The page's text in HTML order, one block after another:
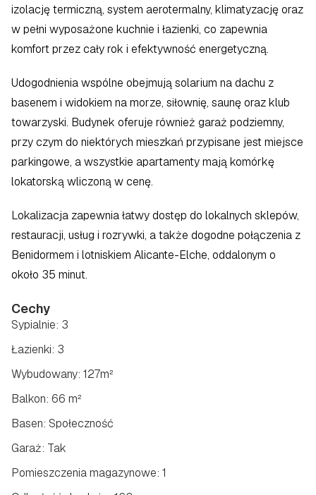
izolację termiczną, system aerotermalny, klimatyzację oraz
w pełni wyposażone kuchnie i łazienki, co zapewnia
komfort przez cały rok i efektywność energetyczną.
Udogodnienia wspólne obejmują solarium na dachu z
basenem i widokiem na morze, siłownię, saunę oraz klub
towarzyski. Budynek oferuje również garaż podziemny,
przy czym do niektórych mieszkań przypisane jest miejsce
parkingowe, a wszystkie apartamenty mają komórkę
lokatorską wliczoną w cenę.
Lokalizacja zapewnia łatwy dostęp do lokalnych sklepów,
restauracji, usług i rozrywki, a także dogodne połączenia z
Benidormem i lotniskiem Alicante-Elche, oddalonym o
około 35 minut.
Cechy
Łazienki: 3
Wybudowany: 127m²
Sypialnie: 3
Balkon: 66 m²
Basen: Społeczność
Garaż: Tak
Pomieszczenia magazynowe: 1